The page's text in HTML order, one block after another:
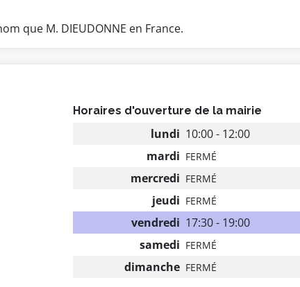
que M. DIEUDONNE en France.
Horaires d'ouverture de la mairie
lundi 10:00 - 12:00
mardi FERMÉ
mercredi FERMÉ
jeudi FERMÉ
vendredi 17:30 - 19:00
samedi FERMÉ
dimanche FERMÉ